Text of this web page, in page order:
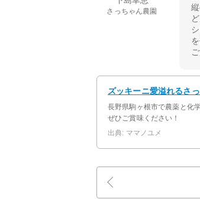
さっちゃん農園
ズッキーニ愛溢れるさ
長野県駒ヶ根市で農薬と化
ぜひご賞味ください！
出典: ママノユメ